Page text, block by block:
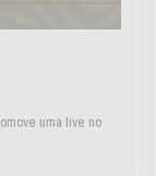
uma live no